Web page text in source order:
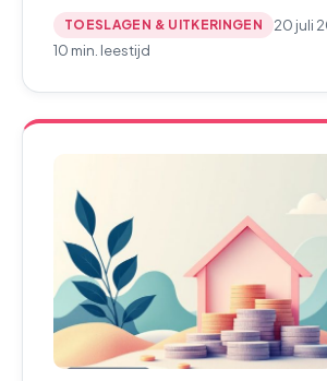
TOESLAGEN & UITKERINGEN
20 juli
10 min. leestijd